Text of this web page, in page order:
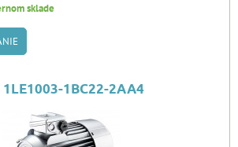
sklade
1BC22-2AA4